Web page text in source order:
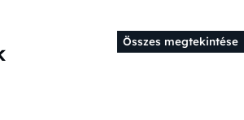
Összes megtekintése